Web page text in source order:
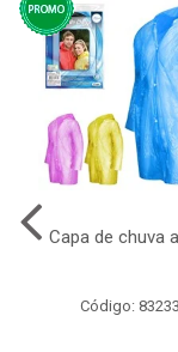
Capa de chuva
Código: